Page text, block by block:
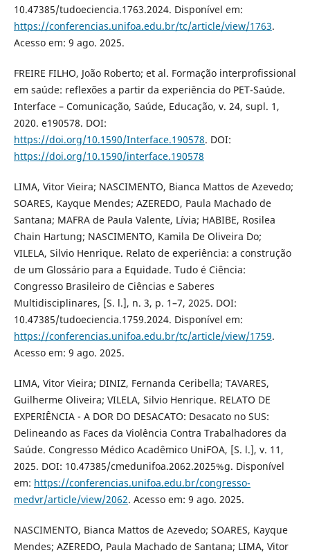
10.47385/tudoeciencia.1763.2024. Disponível em:
https://conferencias.unifoa.edu.br/tc/article/view/1763.
Acesso em: 9 ago. 2025.
FREIRE FILHO, João Roberto; et al. Formação interprofissional
em saúde: reflexões a partir da experiência do PET-Saúde.
Interface – Comunicação, Saúde, Educação, v. 24, supl. 1,
2020. e190578. DOI:
https://doi.org/10.1590/Interface.190578. DOI:
https://doi.org/10.1590/interface.190578
LIMA, Vitor Vieira; NASCIMENTO, Bianca Mattos de Azevedo;
SOARES, Kayque Mendes; AZEREDO, Paula Machado de
Santana; MAFRA de Paula Valente, Lívia; HABIBE, Rosilea
Chain Hartung; NASCIMENTO, Kamila De Oliveira Do;
VILELA, Silvio Henrique. Relato de experiência: a construção
de um Glossário para a Equidade. Tudo é Ciência:
Congresso Brasileiro de Ciências e Saberes
Multidisciplinares, [S. l.], n. 3, p. 1–7, 2025. DOI:
10.47385/tudoeciencia.1759.2024. Disponível em:
https://conferencias.unifoa.edu.br/tc/article/view/1759.
Acesso em: 9 ago. 2025.
LIMA, Vitor Vieira; DINIZ, Fernanda Ceribella; TAVARES,
Guilherme Oliveira; VILELA, Silvio Henrique. RELATO DE
EXPERIÊNCIA - A DOR DO DESACATO: Desacato no SUS:
Delineando as Faces da Violência Contra Trabalhadores da
Saúde. Congresso Médico Acadêmico UniFOA, [S. l.], v. 11,
2025. DOI: 10.47385/cmedunifoa.2062.2025%g. Disponível
em: https://conferencias.unifoa.edu.br/congresso-
medvr/article/view/2062. Acesso em: 9 ago. 2025.
NASCIMENTO, Bianca Mattos de Azevedo; SOARES, Kayque
Mendes; AZEREDO, Paula Machado de Santana; LIMA, Vitor